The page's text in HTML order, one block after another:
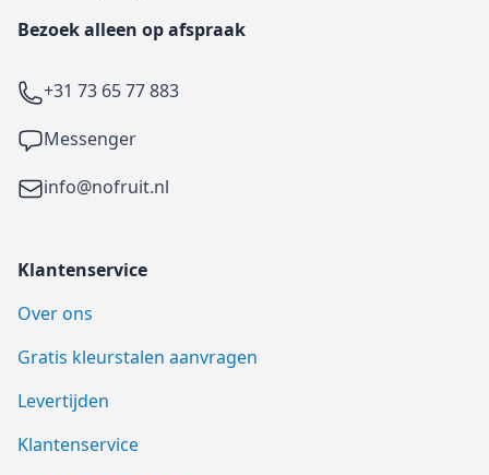
Bezoek alleen op afspraak
Telefoon
+31 73 65 77 883
Facebook
Messenger
Emailinfo@nofruit.nl
Klantenservice
Over ons
Gratis kleurstalen aanvragen
Levertijden
Klantenservice